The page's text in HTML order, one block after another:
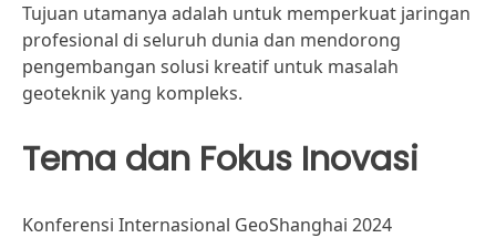
Tujuan utamanya adalah untuk memperkuat jaringan
profesional di seluruh dunia dan mendorong
pengembangan solusi kreatif untuk masalah
geoteknik yang kompleks.
Tema dan Fokus Inovasi
Konferensi Internasional GeoShanghai 2024